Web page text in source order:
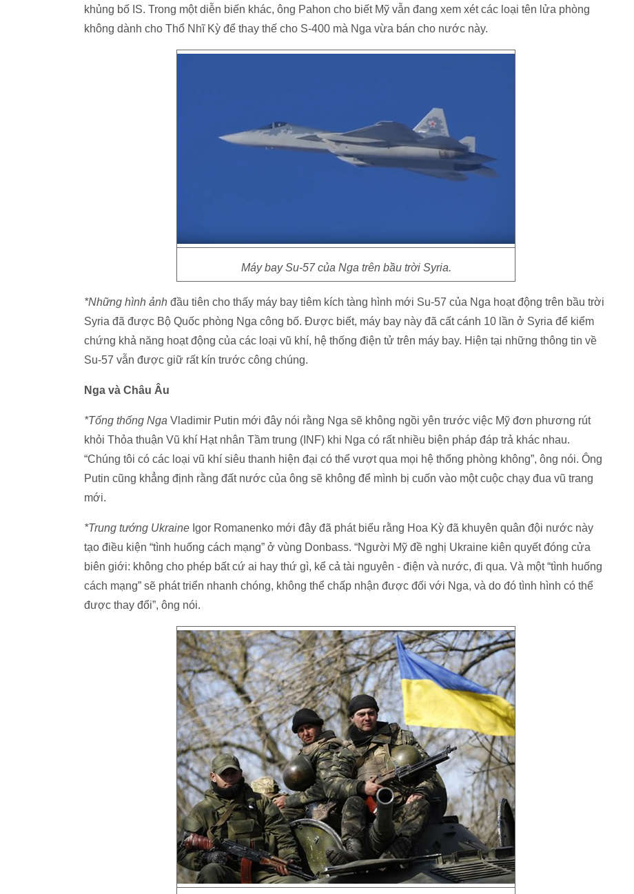
khủng bố IS. Trong một diễn biến khác, ông Pahon cho biết Mỹ vẫn đang xem xét các loại tên lửa phòng
không dành cho Thổ Nhĩ Kỳ để thay thế cho S-400 mà Nga vừa bán cho nước này.
Máy bay Su-57 của Nga trên bầu trời Syria.
*Những hình ảnh đầu tiên cho thấy máy bay tiêm kích tàng hình mới Su-57 của Nga hoạt động trên bầu trời
Syria đã được Bộ Quốc phòng Nga công bố. Được biết, máy bay này đã cất cánh 10 lần ở Syria để kiểm
chứng khả năng hoạt động của các loại vũ khí, hệ thống điện tử trên máy bay. Hiện tại những thông tin về
Su-57 vẫn được giữ rất kín trước công chúng.
Nga và Châu Âu
*Tổng thống Nga Vladimir Putin mới đây nói rằng Nga sẽ không ngồi yên trước việc Mỹ đơn phương rút
khỏi Thỏa thuận Vũ khí Hạt nhân Tầm trung (INF) khi Nga có rất nhiều biện pháp đáp trả khác nhau.
“Chúng tôi có các loại vũ khí siêu thanh hiện đại có thể vượt qua mọi hệ thống phòng không”, ông nói. Ông
Putin cũng khẳng định rằng đất nước của ông sẽ không để mình bị cuốn vào một cuộc chạy đua vũ trang
mới.
*Trung tướng Ukraine Igor Romanenko mới đây đã phát biểu rằng Hoa Kỳ đã khuyên quân đội nước này
tạo điều kiện “tình huống cách mạng” ở vùng Donbass. “Người Mỹ đề nghị Ukraine kiên quyết đóng cửa
biên giới: không cho phép bất cứ ai hay thứ gì, kể cả tài nguyên - điện và nước, đi qua. Và một “tình huống
cách mạng” sẽ phát triển nhanh chóng, không thể chấp nhận được đối với Nga, và do đó tình hình có thể
được thay đổi”, ông nói.